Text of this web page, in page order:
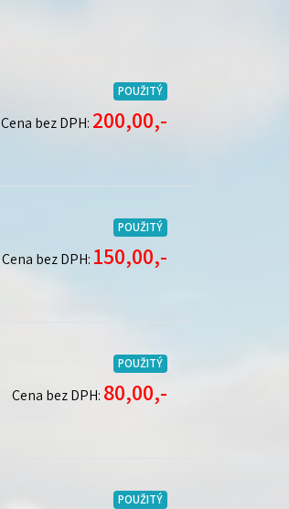
POUŽITÝ
Cena bez DPH: 200,00,-
POUŽITÝ
Cena bez DPH: 150,00,-
POUŽITÝ
Cena bez DPH: 80,00,-
POUŽITÝ